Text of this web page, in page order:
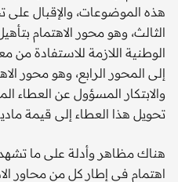
هذه الموضوعات، والإقبال على
الثالث، وهو محور الاهتمام
الوطنية اللازمة للاستفادة
إلى المحور الرابع، وهو محور
والابتكار المسؤول عن العطاء
تحويل هذا العطاء إلى قيمة
هناك مظاهر وأدلة على ما
اهتمام في إطار كل من محاور